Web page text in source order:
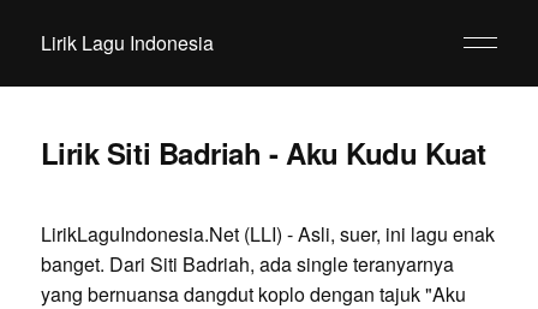
Lirik Lagu Indonesia
Lirik Siti Badriah - Aku Kudu Kuat
LirikLaguIndonesia.Net (LLI) - Asli, suer, ini lagu enak
banget. Dari Siti Badriah, ada single teranyarnya
yang bernuansa dangdut koplo dengan tajuk "Aku